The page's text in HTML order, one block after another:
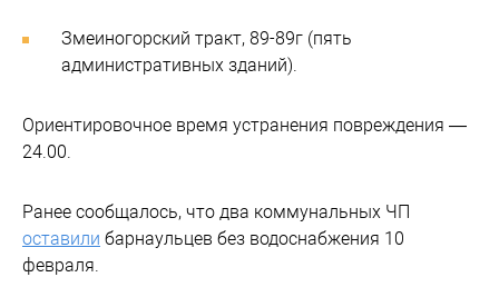
Змеиногорский тракт, 89-89г (пять
административных зданий).
Ориентировочное время устранения повреждения —
24.00.
Ранее сообщалось, что два коммунальных ЧП
оставили барнаульцев без водоснабжения 10
февраля.